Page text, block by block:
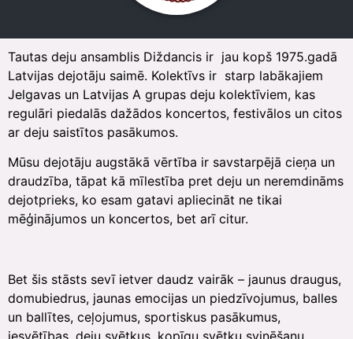
Tautas deju ansamblis Diždancis ir jau kopš 1975.gadā
Latvijas dejotāju saimē. Kolektīvs ir starp labākajiem
Jelgavas un Latvijas A grupas deju kolektīviem, kas
regulāri piedalās dažādos koncertos, festivālos un citos
ar deju saistītos pasākumos.
Mūsu dejotāju augstākā vērtība ir savstarpējā cieņa un
draudzība, tāpat kā mīlestība pret deju un neremdināms
dejotprieks, ko esam gatavi apliecināt ne tikai
mēģinājumos un koncertos, bet arī citur.
Bet šis stāsts sevī ietver daudz vairāk – jaunus draugus,
domubiedrus, jaunas emocijas un piedzīvojumus, balles
un ballītes, ceļojumus, sportiskus pasākumus,
iesvētības, deju svētkus, kopīgu svētku svinēšanu,